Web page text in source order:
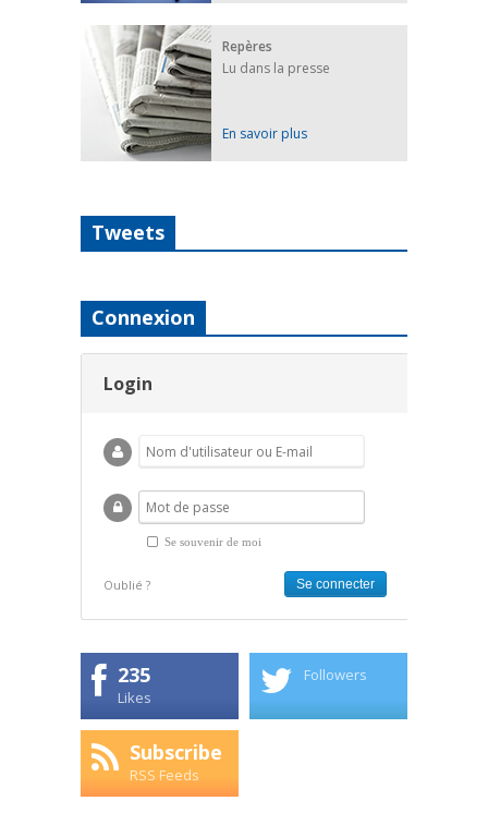
Repères
Lu dans la presse
En savoir plus
Tweets
Connexion
Login
Se souvenir de moi
Oublié ?
235
Likes
Followers
Subscribe
RSS Feeds